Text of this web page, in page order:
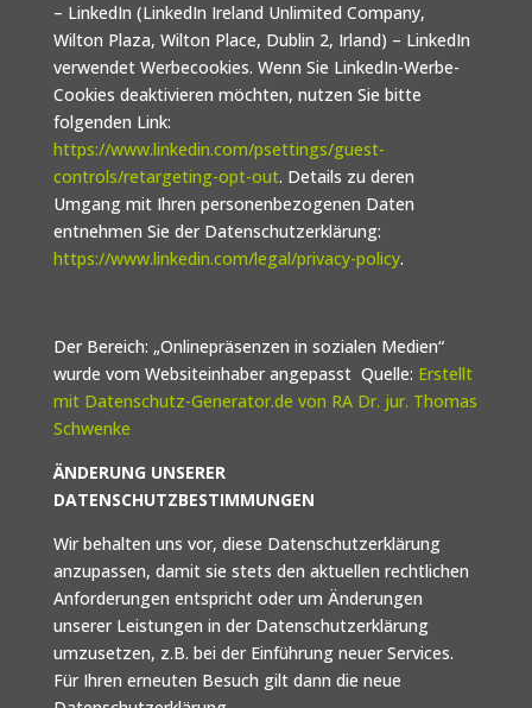
– LinkedIn (LinkedIn Ireland Unlimited Company,
Wilton Plaza, Wilton Place, Dublin 2, Irland) – LinkedIn
verwendet Werbecookies. Wenn Sie LinkedIn-Werbe-
Cookies deaktivieren möchten, nutzen Sie bitte
folgenden Link:
https://www.linkedin.com/psettings/guest-
controls/retargeting-opt-out. Details zu deren
Umgang mit Ihren personenbezogenen Daten
entnehmen Sie der Datenschutzerklärung:
https://www.linkedin.com/legal/privacy-policy.
Der Bereich: „Onlinepräsenzen in sozialen Medien“
wurde vom Websiteinhaber angepasst Quelle: Erstellt
mit Datenschutz-Generator.de von RA Dr. jur. Thomas
Schwenke
ÄNDERUNG UNSERER
DATENSCHUTZBESTIMMUNGEN
Wir behalten uns vor, diese Datenschutzerklärung
anzupassen, damit sie stets den aktuellen rechtlichen
Anforderungen entspricht oder um Änderungen
unserer Leistungen in der Datenschutzerklärung
umzusetzen, z.B. bei der Einführung neuer Services.
Für Ihren erneuten Besuch gilt dann die neue